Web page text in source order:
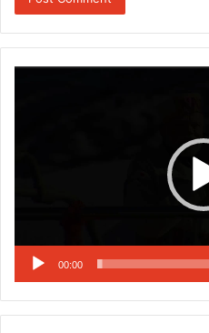
00:00